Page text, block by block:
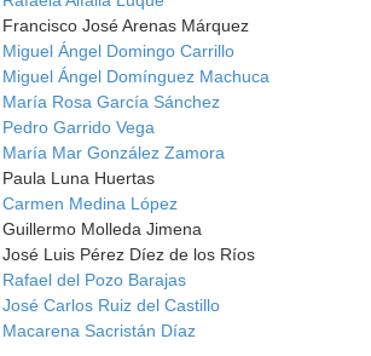
Francisco José Arenas Márquez
Miguel Ángel Domingo Carrillo
Miguel Ángel Domínguez Machuca
María Rosa García Sánchez
Pedro Garrido Vega
María Mar González Zamora
Paula Luna Huertas
Carmen Medina López
Guillermo Molleda Jimena
José Luis Pérez Díez de los Ríos
Rafael del Pozo Barajas
José Carlos Ruiz del Castillo
Macarena Sacristán Díaz